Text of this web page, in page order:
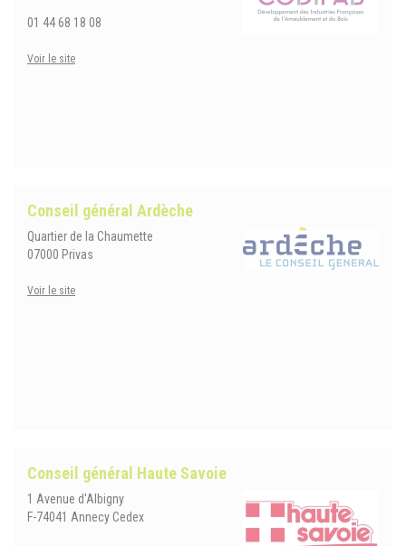
01 44 68 18 08
Voir le site
Conseil général Ardèche
Quartier de la Chaumette
07000 Privas
Voir le site
Conseil général Haute Savoie
1 Avenue d'Albigny
F-74041 Annecy Cedex